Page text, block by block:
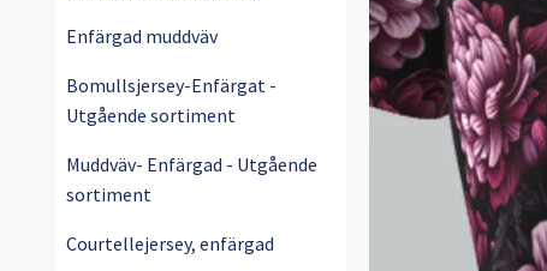
Enfärgad muddväv
Bomullsjersey-Enfärgat -
Utgående sortiment
Muddväv- Enfärgad - Utgående
sortiment
Courtellejersey, enfärgad